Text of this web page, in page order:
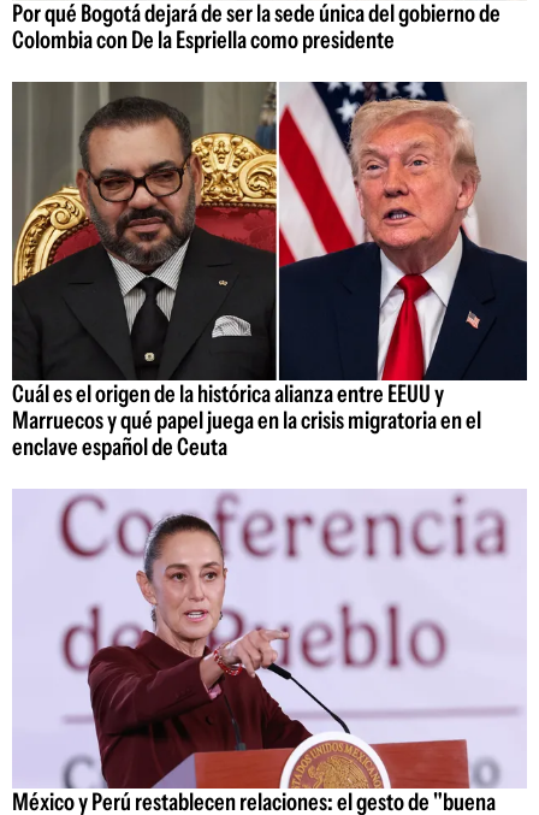
Por qué Bogotá dejará de ser la sede única del gobierno de
Colombia con De la Espriella como presidente
Cuál es el origen de la histórica alianza entre EEUU y
Marruecos y qué papel juega en la crisis migratoria en el
enclave español de Ceuta
México y Perú restablecen relaciones: el gesto de "buena